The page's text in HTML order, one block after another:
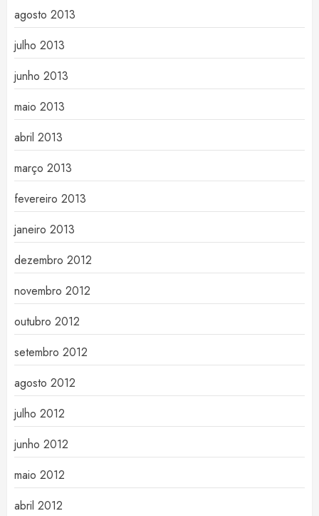
agosto 2013
julho 2013
junho 2013
maio 2013
abril 2013
março 2013
fevereiro 2013
janeiro 2013
dezembro 2012
novembro 2012
outubro 2012
setembro 2012
agosto 2012
julho 2012
junho 2012
maio 2012
abril 2012